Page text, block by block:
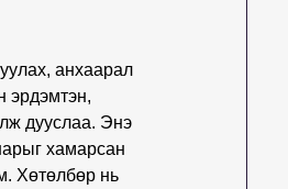
анхаарал
эрдэмтэн,
дууслаа. Энэ
хамарсан
Хөтөлбөр нь